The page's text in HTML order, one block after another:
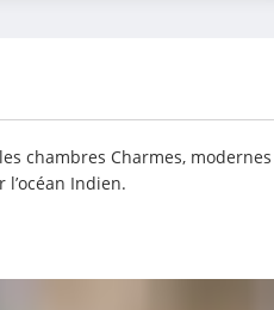
chambres Charmes, modernes
Indien.